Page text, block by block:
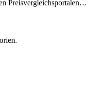
Preisvergleichsportalen…